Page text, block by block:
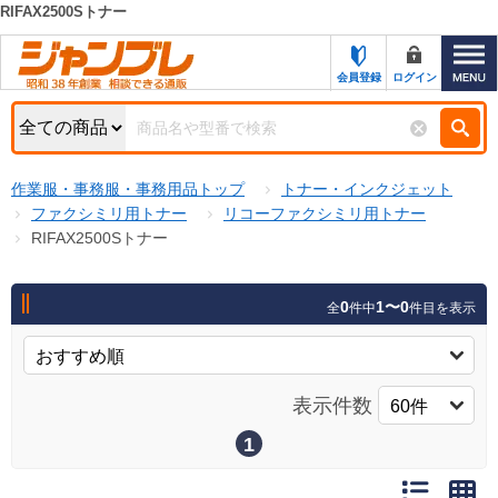
カテゴリー一覧
お知らせ
特集・キャンペーン一覧
初めての方へ
お問い合わせ
新規登録キャンペーン
キーワード検索
検索条件
商品カテゴリから選ぶ
商品ステータスで絞る
キャンペーン
RIFAX2500Sトナー
会員登録 ログイン
作業服・事務服・事務用品トップ
トナー・インクジェット
ファクシミリ用トナー
リコーファクシミリ用トナー
RIFAX2500Sトナー
全0件中1〜0件目を表示
表示件数
1